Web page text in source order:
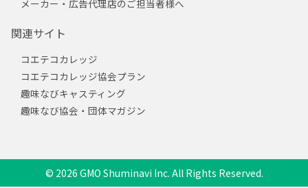
メーカー・広告代理店のご担当者様へ
関連サイト
コエテコカレッジ
コエテコカレッジ協会プラン
趣味なびキャスティング
趣味なび協会・団体マガジン
© 2026 GMO Shuminavi Inc. All Rights Reserved.